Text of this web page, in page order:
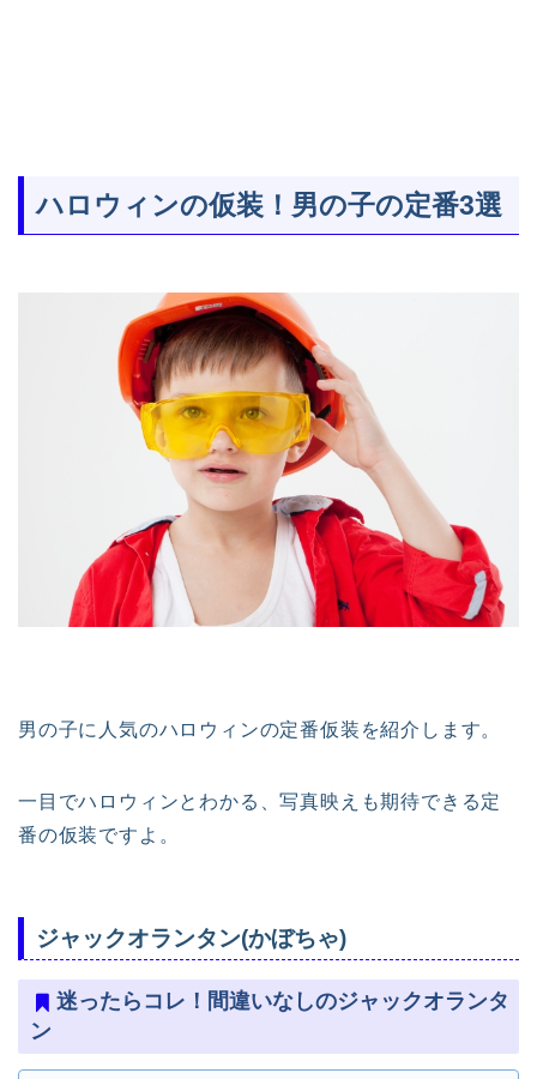
ハロウィンの仮装！男の子の定番3選
男の子に人気のハロウィンの定番仮装を紹介します。
一目でハロウィンとわかる、写真映えも期待できる定
番の仮装ですよ。
ジャックオランタン(かぼちゃ)
迷ったらコレ！間違いなしのジャックオランタ
ン